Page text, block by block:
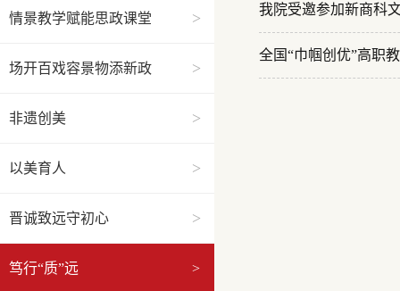
情景教学赋能思政课堂 >
场开百戏容景物添新政 >
非遗创美 >
以美育人 >
晋诚致远守初心 >
笃行“质”远 >
我院受邀参加新商科
全国“巾帼创优”高职